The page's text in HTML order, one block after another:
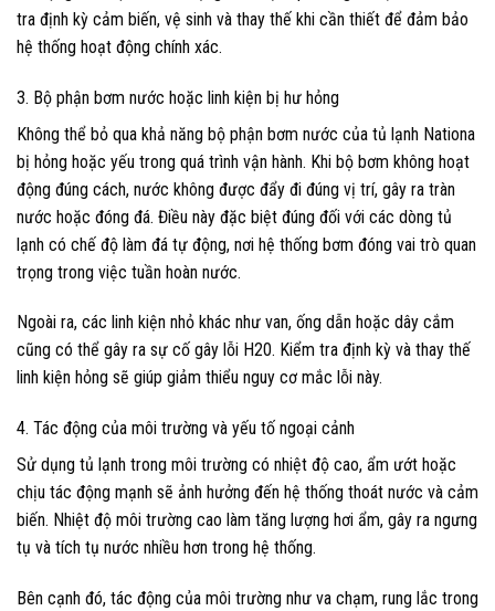
tra định kỳ cảm biến, vệ sinh và thay thế khi cần thiết để đảm bảo
hệ thống hoạt động chính xác.
3. Bộ phận bơm nước hoặc linh kiện bị hư hỏng
Không thể bỏ qua khả năng bộ phận bơm nước của tủ lạnh Nationa
bị hỏng hoặc yếu trong quá trình vận hành. Khi bộ bơm không hoạt
động đúng cách, nước không được đẩy đi đúng vị trí, gây ra tràn
nước hoặc đóng đá. Điều này đặc biệt đúng đối với các dòng tủ
lạnh có chế độ làm đá tự động, nơi hệ thống bơm đóng vai trò quan
trọng trong việc tuần hoàn nước.
Ngoài ra, các linh kiện nhỏ khác như van, ống dẫn hoặc dây cắm
cũng có thể gây ra sự cố gây lỗi H20. Kiểm tra định kỳ và thay thế
linh kiện hỏng sẽ giúp giảm thiểu nguy cơ mắc lỗi này.
4. Tác động của môi trường và yếu tố ngoại cảnh
Sử dụng tủ lạnh trong môi trường có nhiệt độ cao, ẩm ướt hoặc
chịu tác động mạnh sẽ ảnh hưởng đến hệ thống thoát nước và cảm
biến. Nhiệt độ môi trường cao làm tăng lượng hơi ẩm, gây ra ngưng
tụ và tích tụ nước nhiều hơn trong hệ thống.
Bên cạnh đó, tác động của môi trường như va chạm, rung lắc trong